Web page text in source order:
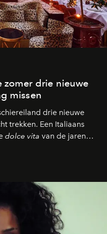
zomer drie nieuwe
missen
drie nieuwe
trekken. Een Italiaans
dolce vita van de jaren
na zonsondergang
en de
de nieuwe adressen
van lange lunches tot